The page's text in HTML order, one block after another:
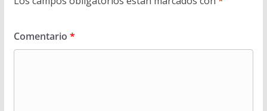
Comentario *